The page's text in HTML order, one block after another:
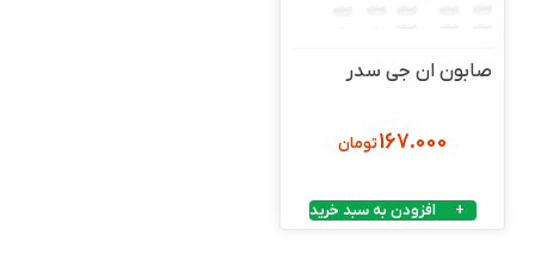
صابون ان جی سدر
167.000تومان
افزودن به سبد خرید